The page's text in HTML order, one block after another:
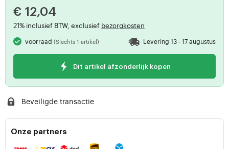
€ 12,04
21% inclusief BTW, exclusief bezorgkosten
voorraad(Slechts 1 artikel) Levering 13 - 17 augustus
Dit artikel afzonderlijk kopen
Beveiligde transactie
Onze partners